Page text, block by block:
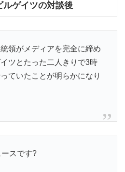
ルゲイツの対談後
領がメディアを完全に締め
ツとたった二人きりで3時
ていたことが明らかになり
スです?